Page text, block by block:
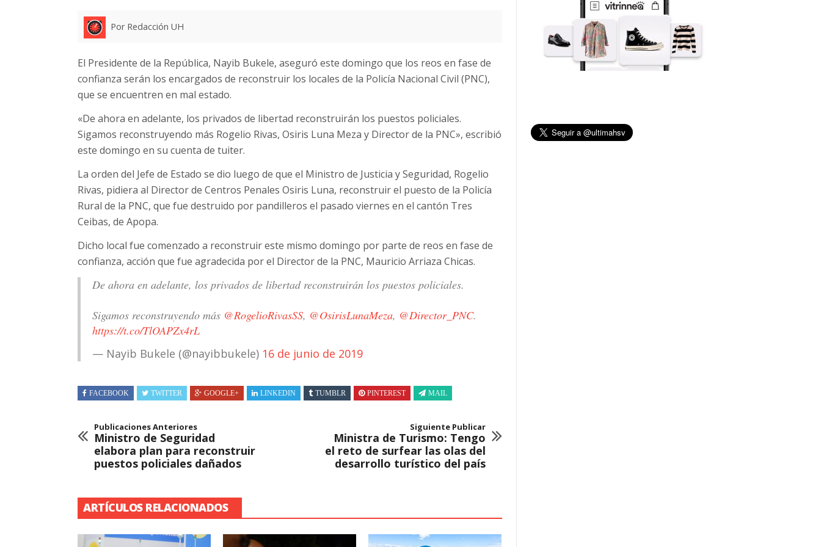
Por Redacción UH
El Presidente de la República, Nayib Bukele, aseguró este domingo que los reos en fase de
confianza serán los encargados de reconstruir los locales de la Policía Nacional Civil (PNC),
que se encuentren en mal estado.
«De ahora en adelante, los privados de libertad reconstruirán los puestos policiales.
Sigamos reconstruyendo más Rogelio Rivas, Osiris Luna Meza y Director de la PNC», escribió
este domingo en su cuenta de tuiter.
La orden del Jefe de Estado se dio luego de que el Ministro de Justicia y Seguridad, Rogelio
Rivas, pidiera al Director de Centros Penales Osiris Luna, reconstruir el puesto de la Policía
Rural de la PNC, que fue destruido por pandilleros el pasado viernes en el cantón Tres
Ceibas, de Apopa.
Dicho local fue comenzado a reconstruir este mismo domingo por parte de reos en fase de
confianza, acción que fue agradecida por el Director de la PNC, Mauricio Arriaza Chicas.
De ahora en adelante, los privados de libertad reconstruirán los puestos policiales.
Sigamos reconstruyendo más @RogelioRivasSS, @OsirisLunaMeza, @Director_PNC.
https://t.co/TlOAPZx4rL
— Nayib Bukele (@nayibbukele) 16 de junio de 2019
FACEBOOK TWITTER GOOGLE+ LINKEDIN TUMBLR PINTEREST MAIL
Publicaciones Anteriores
Ministro de Seguridad
elabora plan para reconstruir
puestos policiales dañados
Siguiente Publicar
Ministra de Turismo: Tengo
el reto de surfear las olas del
desarrollo turístico del país
ARTÍCULOS RELACIONADOS